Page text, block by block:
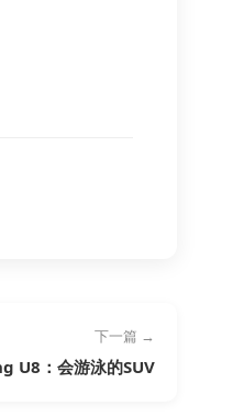
下一篇 →
U8：会游泳的SUV